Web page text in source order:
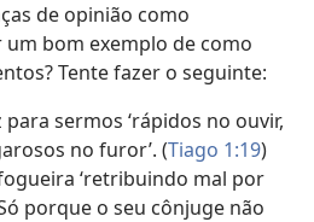
de opinião como
bom exemplo de como
Tente fazer o seguinte:
para sermos ‘rápidos no ouvir,
no furor’. (Tiago 1:19)
‘retribuindo mal por
porque o seu cônjuge não